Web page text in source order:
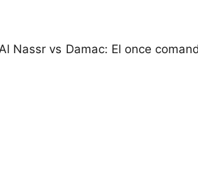
Nassr vs Damac: El once